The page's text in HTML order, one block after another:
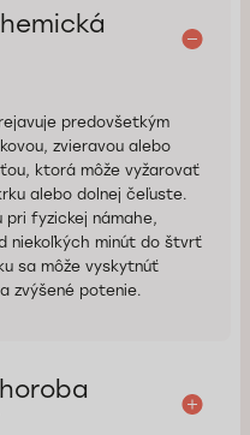
predovšetkým
zvieravou alebo
ktorá môže vyžarovať
alebo dolnej čeľuste.
fyzickej námahe,
niekoľkých minút do štvrť
sa môže vyskytnúť
zvýšené potenie.